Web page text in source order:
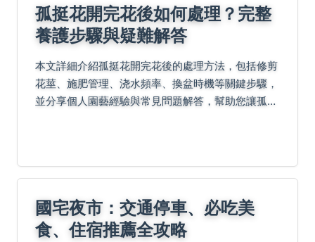
孤挺花開完花後如何處理？完整
養護步驟與疑難解答
本文詳細介紹孤挺花開完花後的處理方法，包括修剪
花莖、施肥管理、浇水頻率、換盆時機等關鍵步驟，
並分享個人園藝經驗與常見問題解答，幫助您讓孤挺
國宅夜市：交通停車、必吃美
食、住宿推薦全攻略